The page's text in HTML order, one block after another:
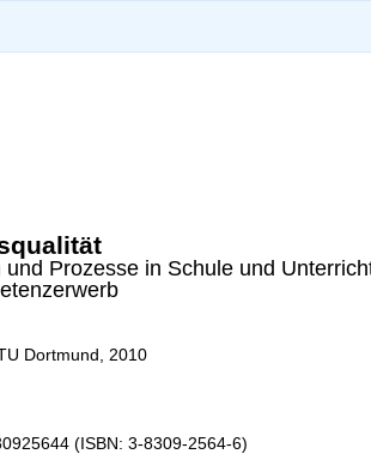
und Prozesse in Schule und
Dortmund, 2010
(ISBN: 3-8309-2564-6)